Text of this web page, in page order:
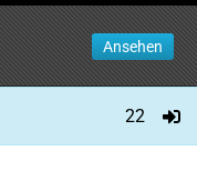
Ansehen
22